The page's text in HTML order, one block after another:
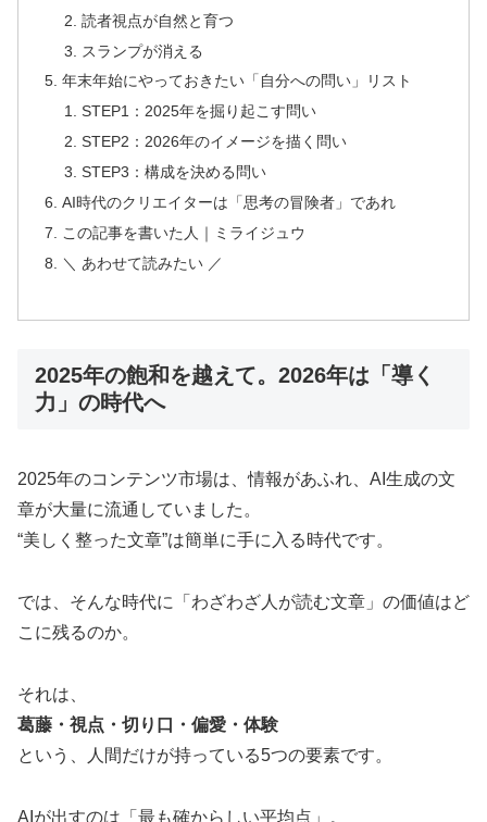
読者視点が自然と育つ
スランプが消える
年末年始にやっておきたい「自分への問い」リスト
STEP1：2025年を掘り起こす問い
STEP2：2026年のイメージを描く問い
STEP3：構成を決める問い
AI時代のクリエイターは「思考の冒険者」であれ
この記事を書いた人｜ミライジュウ
＼ あわせて読みたい ／
2025年の飽和を越えて。2026年は「導く
力」の時代へ
2025年のコンテンツ市場は、情報があふれ、AI生成の文
章が大量に流通していました。
“美しく整った文章”は簡単に手に入る時代です。
では、そんな時代に「わざわざ人が読む文章」の価値はど
こに残るのか。
それは、
葛藤・視点・切り口・偏愛・体験
という、人間だけが持っている5つの要素です。
AIが出すのは「最も確からしい平均点」。